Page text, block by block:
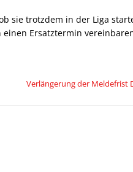
sie trotzdem in der Liga
Ersatztermin
Verlängerung der Meldefrist